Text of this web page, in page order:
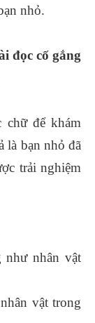
nhỏ.
đọc cố gắng
chữ để khám
là bạn nhỏ đã
trải nghiệm
như nhân vật
vật trong